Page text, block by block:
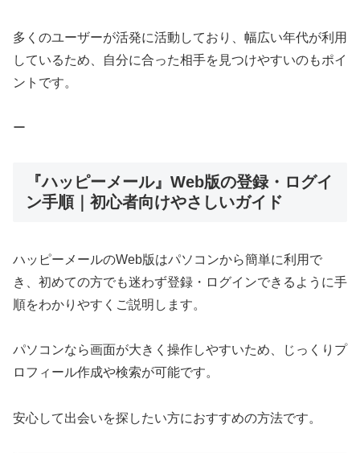
多くのユーザーが活発に活動しており、幅広い年代が利用
しているため、自分に合った相手を見つけやすいのもポイ
ントです。
ー
『ハッピーメール』Web版の登録・ログイ
ン手順｜初心者向けやさしいガイド
ハッピーメールのWeb版はパソコンから簡単に利用で
き、初めての方でも迷わず登録・ログインできるように手
順をわかりやすくご説明します。
パソコンなら画面が大きく操作しやすいため、じっくりプ
ロフィール作成や検索が可能です。
安心して出会いを探したい方におすすめの方法です。